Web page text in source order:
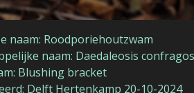
naam: Roodporiehoutzwam
naam: Daedaleosis
Blushing bracket
Delft Hertenkamp 20-10-2024